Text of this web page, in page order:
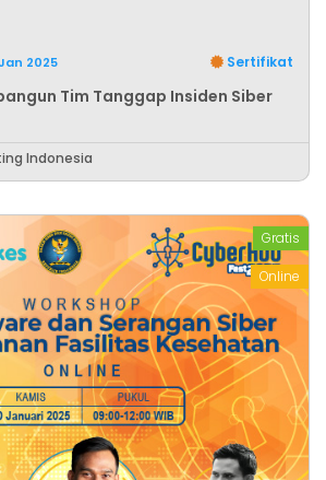
2025 Sertifikat
Tim Tanggap Insiden Siber
Indonesia
Gratis
Online